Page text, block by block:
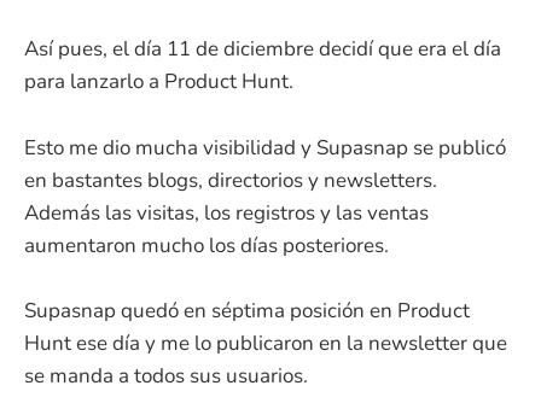
Así pues, el día 11 de diciembre decidí que era el día
para lanzarlo a Product Hunt.
Esto me dio mucha visibilidad y Supasnap se publicó
en bastantes blogs, directorios y newsletters.
Además las visitas, los registros y las ventas
aumentaron mucho los días posteriores.
Supasnap quedó en séptima posición en Product
Hunt ese día y me lo publicaron en la newsletter que
se manda a todos sus usuarios.